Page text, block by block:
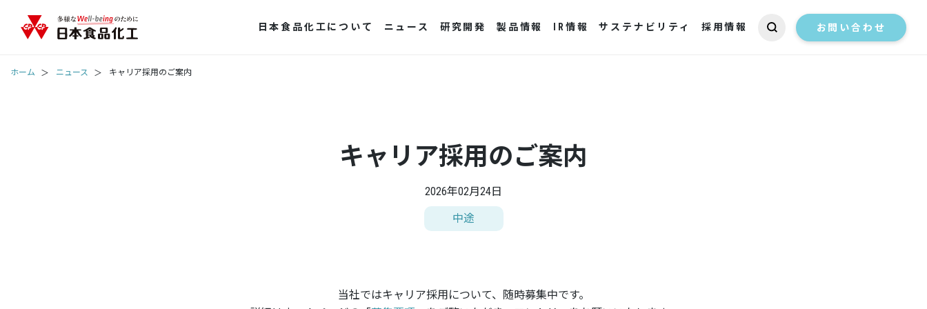
日本食品化工について ニュース 研究開発 製品情報 IR情報 サステナビリティ 採用情報 お問い合わせ
ホーム ニュース キャリア採用のご案内
キャリア採用のご案内
2026年02月24日
中途
当社ではキャリア採用について、随時募集中です。